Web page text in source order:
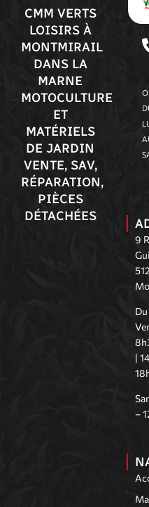
CMM VERTS
LOISIRS À
MONTMIRAIL
DANS LA
MARNE
MOTOCULTURE
ET
MATÉRIELS
DE JARDIN
VENTE, SAV,
RÉPARATION,
PIÈCES
DÉTACHÉES
9
|
–